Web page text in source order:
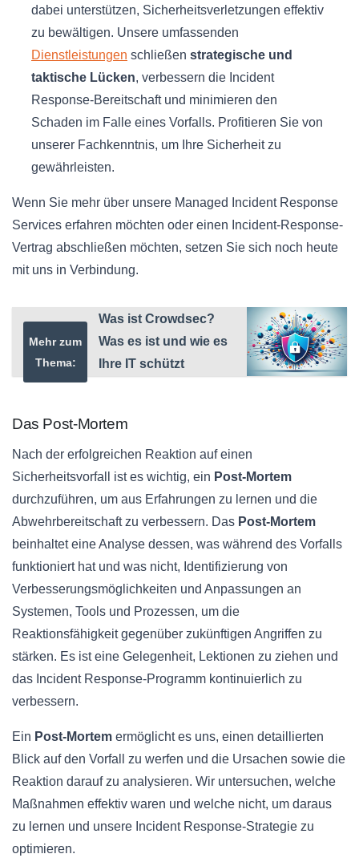
dabei unterstützen, Sicherheitsverletzungen effektiv
zu bewältigen. Unsere umfassenden
Dienstleistungen schließen strategische und
taktische Lücken, verbessern die Incident
Response-Bereitschaft und minimieren den
Schaden im Falle eines Vorfalls. Profitieren Sie von
unserer Fachkenntnis, um Ihre Sicherheit zu
gewährleisten.
Wenn Sie mehr über unsere Managed Incident Response
Services erfahren möchten oder einen Incident-Response-
Vertrag abschließen möchten, setzen Sie sich noch heute
mit uns in Verbindung.
Mehr zum
Thema:
Was ist Crowdsec?
Was es ist und wie es
Ihre IT schützt
Das Post-Mortem
Nach der erfolgreichen Reaktion auf einen
Sicherheitsvorfall ist es wichtig, ein Post-Mortem
durchzuführen, um aus Erfahrungen zu lernen und die
Abwehrbereitschaft zu verbessern. Das Post-Mortem
beinhaltet eine Analyse dessen, was während des Vorfalls
funktioniert hat und was nicht, Identifizierung von
Verbesserungsmöglichkeiten und Anpassungen an
Systemen, Tools und Prozessen, um die
Reaktionsfähigkeit gegenüber zukünftigen Angriffen zu
stärken. Es ist eine Gelegenheit, Lektionen zu ziehen und
das Incident Response-Programm kontinuierlich zu
verbessern.
Ein Post-Mortem ermöglicht es uns, einen detaillierten
Blick auf den Vorfall zu werfen und die Ursachen sowie die
Reaktion darauf zu analysieren. Wir untersuchen, welche
Maßnahmen effektiv waren und welche nicht, um daraus
zu lernen und unsere Incident Response-Strategie zu
optimieren.